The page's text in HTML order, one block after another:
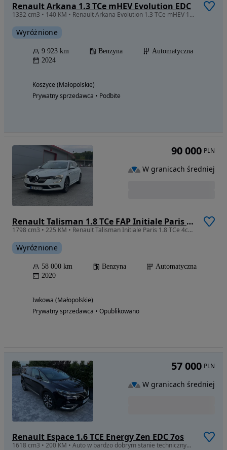
Renault Arkana 1.3 TCe mHEV Evolution EDC
1332 cm3 • 140 KM • Renault Arkana Evolution 1.3 TCe mHEV 140 KM EDC FV23%
Wyróżnione
9 923 km Benzyna
Automatyczna
2024
Koszyce (Małopolskie)
Prywatny sprzedawca • Podbite
Renault Talisman 1.8 TCe FAP Initiale Paris EDC
1798 cm3 • 225 KM • Renault Talisman Initiale Paris 1.8 TCe 4contol
Wyróżnione
58 000 km Benzyna
Automatyczna
2020
Iwkowa (Małopolskie)
Prywatny sprzedawca • Opublikowano
90 000 PLN
W granicach średniej
Renault Espace 1.6 TCE Energy Zen EDC 7os
1618 cm3 • 200 KM • Auto w bardzo dobrym stanie technicznym. Zawieszenie zrobione w maju.
57 000 PLN
W granicach średniej